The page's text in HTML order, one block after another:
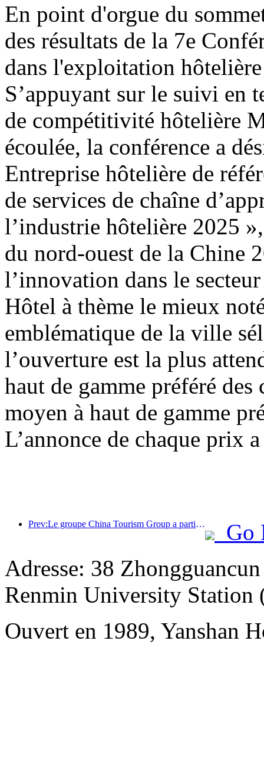
En point d'orgue du
des résultats de la 7e
dans l'exploitation
S’appuyant sur le suivi en
de compétitivité hôtelière
écoulée, la conférence a
Entreprise hôtelière de
de services de chaîne
l’industrie hôtelière 2025
du nord-ouest de la Chine
l’innovation dans le
Hôtel à thème le mieux
emblématique de la ville
l’ouverture est la plus
haut de gamme préféré
moyen à haut de gamme
L’annonce de chaque prix
Prev:Le groupe China Tourism Group a participé à l'Exposition internationale d'importation de Chine pendant huit années consécutives, signant des contrats d'une valeur de plus d'un milliard de dollars américains.
Go
Adresse: 38
Renmin University Station
Ouvert en 1989, Yanshan